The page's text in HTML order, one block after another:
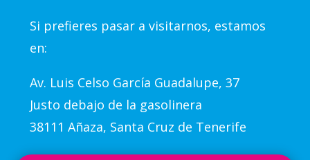
Si prefieres pasar a visitarnos, estamos
en:
Av. Luis Celso García Guadalupe, 37
Justo debajo de la gasolinera
38111 Añaza, Santa Cruz de Tenerife